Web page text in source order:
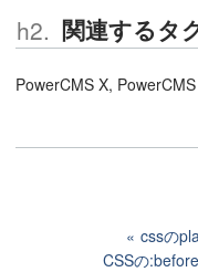
関連するタ
PowerCMS X,
cssの
CSSの